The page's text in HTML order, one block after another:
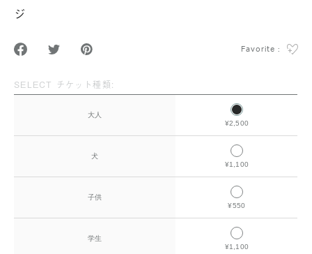
ジ
Favorite :
SELECT チケット種類:
大人
¥2,500
犬
¥1,100
子供
¥550
学生
¥1,100